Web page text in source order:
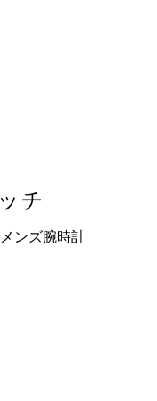
チ
メンズ腕時計